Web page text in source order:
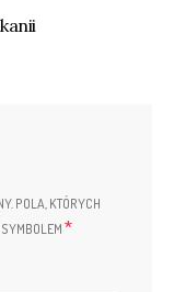
POLA, KTÓRYCH
*